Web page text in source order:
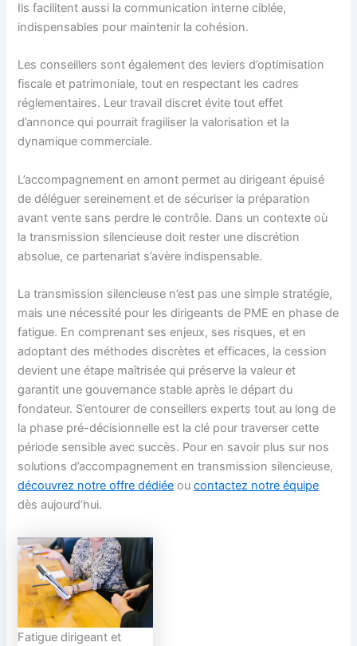
Ils facilitent aussi la communication interne ciblée,
indispensables pour maintenir la cohésion.
Les conseillers sont également des leviers d’optimisation
fiscale et patrimoniale, tout en respectant les cadres
réglementaires. Leur travail discret évite tout effet
d’annonce qui pourrait fragiliser la valorisation et la
dynamique commerciale.
L’accompagnement en amont permet au dirigeant épuisé
de déléguer sereinement et de sécuriser la préparation
avant vente sans perdre le contrôle. Dans un contexte où
la transmission silencieuse doit rester une discrétion
absolue, ce partenariat s’avère indispensable.
La transmission silencieuse n’est pas une simple stratégie,
mais une nécessité pour les dirigeants de PME en phase de
fatigue. En comprenant ses enjeux, ses risques, et en
adoptant des méthodes discrètes et efficaces, la cession
devient une étape maîtrisée qui préserve la valeur et
garantit une gouvernance stable après le départ du
fondateur. S’entourer de conseillers experts tout au long de
la phase pré-décisionnelle est la clé pour traverser cette
période sensible avec succès. Pour en savoir plus sur nos
solutions d’accompagnement en transmission silencieuse,
découvrez notre offre dédiée oucontactez notre équipe
dès aujourd’hui.
Fatigue dirigeant et